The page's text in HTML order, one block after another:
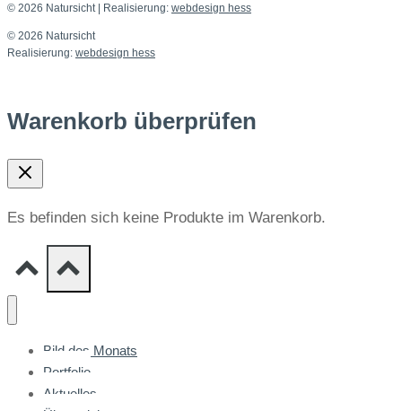
© 2026 Natursicht | Realisierung: webdesign hess
© 2026 Natursicht
Realisierung: webdesign hess
Warenkorb überprüfen
Es befinden sich keine Produkte im Warenkorb.
Bild des Monats
Portfolio
Aktuelles